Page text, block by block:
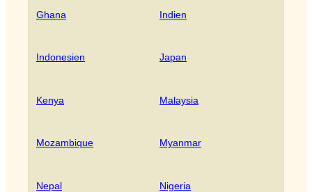
Ghana Indien
Indonesien Japan
Kenya Malaysia
Mozambique Myanmar
Nepal Nigeria